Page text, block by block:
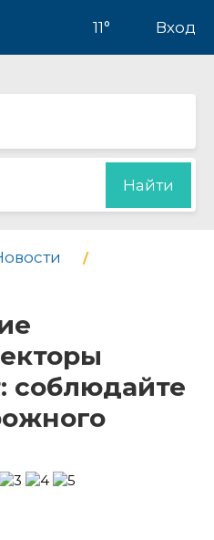
11° Вход
Найти
соблюдайте